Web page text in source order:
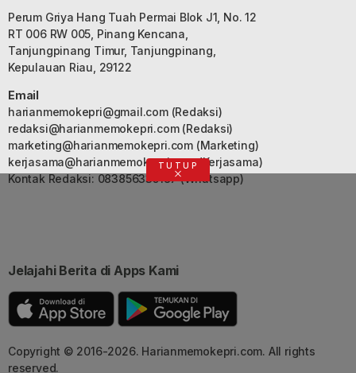
Perum Griya Hang Tuah Permai Blok J1, No. 12
RT 006 RW 005, Pinang Kencana,
Tanjungpinang Timur, Tanjungpinang,
Kepulauan Riau, 29122
Email
harianmemokepri@gmail.com(Redaksi)
redaksi@harianmemokepri.com(Redaksi)
marketing@harianmemokepri.com(Marketing)
kerjasama@harianmemokepri.com(Kerjasama)
Kontak Redaksi: 083856335187 (Whatsapp)
Jelajahi Berita di Apps Kami
Copyright © 2016-2026. Harianmemokepri.com. All rights
reserved.
TUTUP